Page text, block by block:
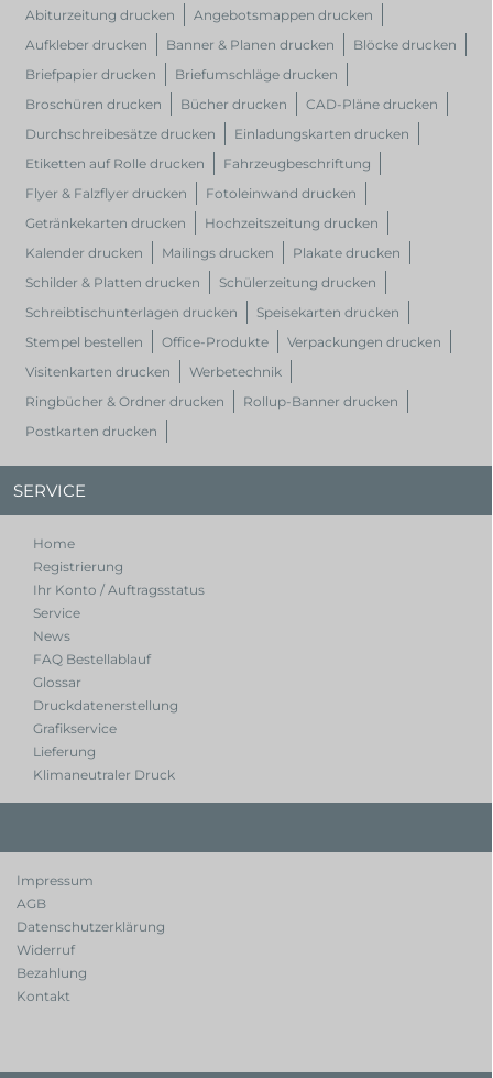
Abiturzeitung drucken
Angebotsmappen drucken
Aufkleber drucken
Banner & Planen drucken
Blöcke drucken
Briefpapier drucken
Briefumschläge drucken
Broschüren drucken
Bücher drucken
CAD-Pläne drucken
Durchschreibesätze drucken
Einladungskarten drucken
Etiketten auf Rolle drucken
Fahrzeugbeschriftung
Flyer & Falzflyer drucken
Fotoleinwand drucken
Getränkekarten drucken
Hochzeitszeitung drucken
Kalender drucken
Mailings drucken
Plakate drucken
Schilder & Platten drucken
Schülerzeitung drucken
Schreibtischunterlagen drucken
Speisekarten drucken
Stempel bestellen
Office-Produkte
Verpackungen drucken
Visitenkarten drucken
Werbetechnik
Ringbücher & Ordner drucken
Rollup-Banner drucken
Postkarten drucken
SERVICE
Home
Registrierung
Ihr Konto / Auftragsstatus
Service
News
FAQ Bestellablauf
Glossar
Druckdatenerstellung
Grafikservice
Lieferung
Klimaneutraler Druck
Impressum
AGB
Datenschutzerklärung
Widerruf
Bezahlung
Kontakt